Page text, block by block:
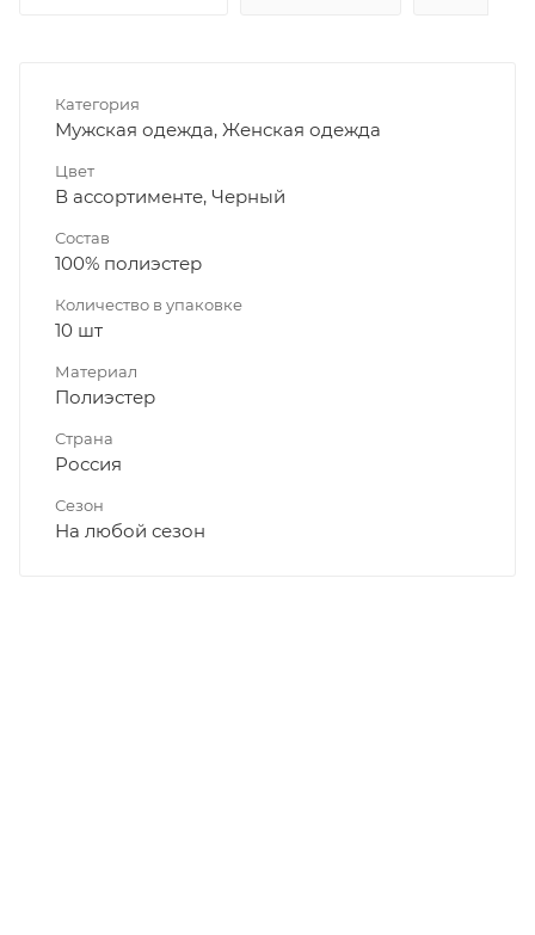
Категория
Мужская одежда, Женская одежда
Цвет
В ассортименте, Черный
Состав
100% полиэстер
Количество в упаковке
10 шт
Материал
Полиэстер
Страна
Россия
Сезон
На любой сезон